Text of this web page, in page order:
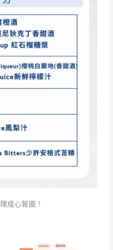
成心智圖！